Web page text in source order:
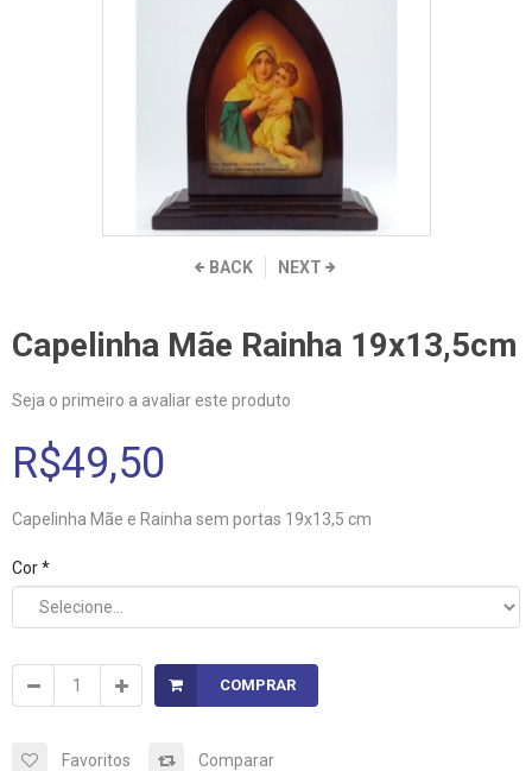
BACK NEXT
Capelinha Mãe Rainha 19x13,5cm
Seja o primeiro a avaliar este produto
R$49,50
Capelinha Mãe e Rainha sem portas 19x13,5 cm
Cor *
COMPRAR
Favoritos Comparar